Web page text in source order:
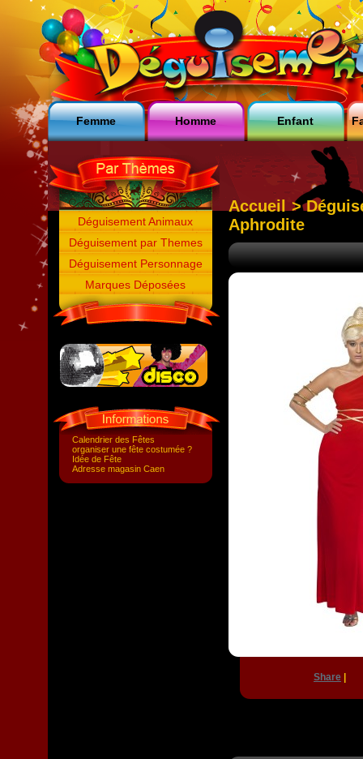
Femme Homme Enfant
Déguisement Animaux
Déguisement par Themes
Déguisement Personnage
Marques Déposées
Calendrier des Fêtes
organiser une fête costumée ?
Idée de Fête
Adresse magasin Caen
Accueil >
Aphrodite
Share